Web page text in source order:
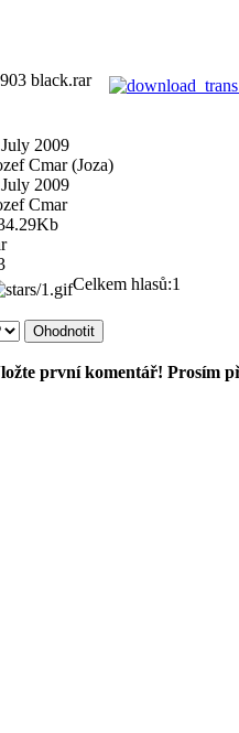
black.rar
2009
Cmar (Joza)
2009
Cmar
Celkem hlasů:1
první komentář! Prosím